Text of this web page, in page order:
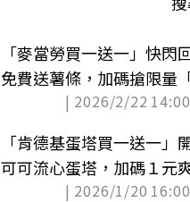
「麥當勞買一送一」快閃
免費送薯條，加碼搶限量
| 2026/2/22
「肯德基蛋塔買一送一」
可可流心蛋塔，加碼１元
| 2026/1/20